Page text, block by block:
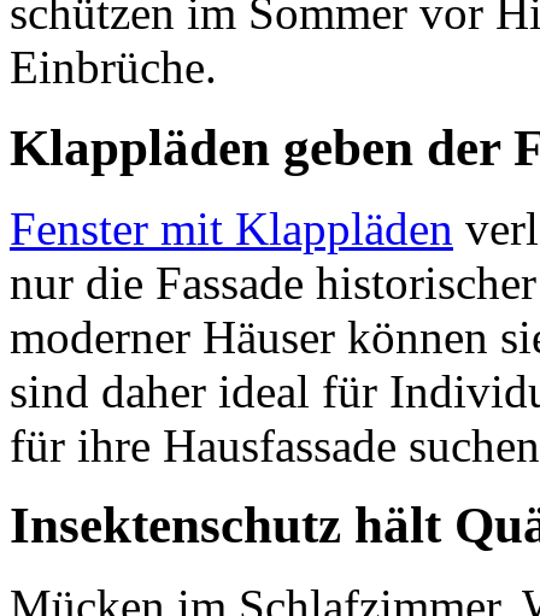
schützen im Sommer vor
Einbrüche.
Klappläden geben der
Fenster mit Klappläden
nur die Fassade
moderner Häuser können
sind daher ideal für
für ihre Hausfassade
Insektenschutz hält